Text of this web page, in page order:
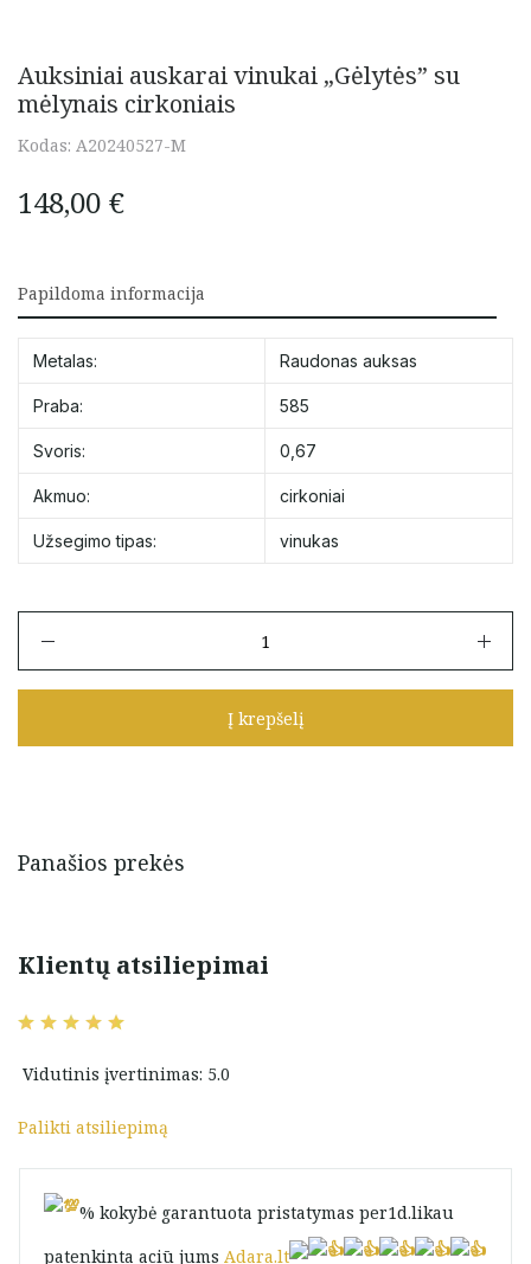
Auksiniai auskarai vinukai „Gėlytės” su
mėlynais cirkoniais
Kodas: A20240527-M
148,00 €
Papildoma informacija
Metalas: Raudonas auksas
Praba: 585
Svoris: 0,67
Akmuo: cirkoniai
Užsegimo tipas: vinukas
Auksiniai
"Gėlytės"
Į krepšelį
Panašios prekės
Klientų atsiliepimai
Vidutinis įvertinimas: 5.0
Palikti atsiliepimą
% kokybė garantuota pristatymas per1d.likau
patenkinta aciū jums Adara.lt